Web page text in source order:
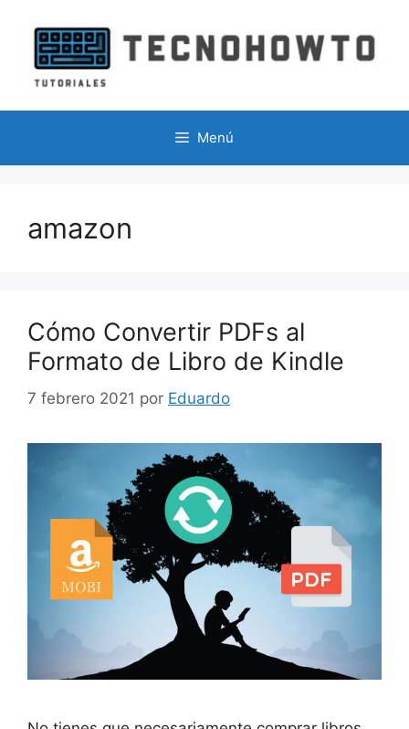
contenido
Menú
amazon
Cómo Convertir PDFs al
Formato de Libro de Kindle
7 febrero 2021 por Eduardo